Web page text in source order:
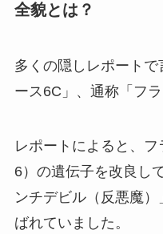
全貌とは？
多くの隠しレポート
ース6C」、通称「フ
レポートによると、
6）の遺伝子を改良し
ンチデビル（反悪魔
ばれていました。